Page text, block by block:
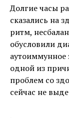
Долгие часы
сказались на
ритм,
обусловили
аутоиммунное
одной из
проблем со
сейчас не